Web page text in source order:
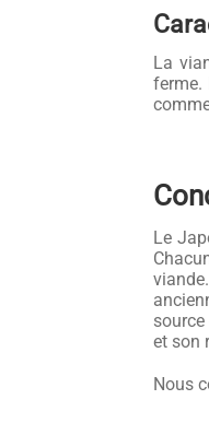
La
ferme.
Le
et son
Nous